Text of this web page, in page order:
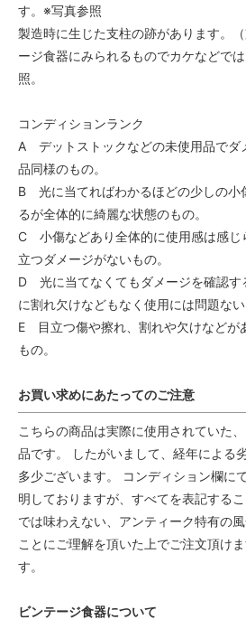
す。※写真参照
製造時に生じた支柱の跡があります。
ージ食器にみられるものでカケなどで
照。
コンディションランク
A デットストックなどの未使用品でダ
品同様のもの。
B 光に当てればわかるほどの少しの小
るが全体的に綺麗な状態のもの。
C 小傷などあり全体的に使用感は感じ
立つダメージがないもの。
D 光に当てなくてもダメージを確認す
に割れ欠けなどもなく使用には問題ない
E 目立つ傷や擦れ、割れや欠けなどが
もの。
お買い求めにあたってのご注意
こちらの商品は実際に使用されていた
品です。 したがいまして、経年による
多少ございます。 コンディション欄に
明しておりますが、すべてを表記する
では味わえない、アンティーク特有の
ことにご理解を頂いた上でご注文頂け
す。
ビンテージ食器について